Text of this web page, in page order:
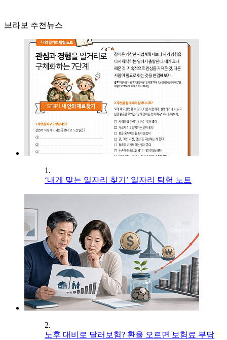
브라보 추천뉴스
1.
‘내게 맞는 일자리 찾기’ 일자리 탐험 노트
2.
노후 대비로 달러보험? 환율 오르면 보험료 부담